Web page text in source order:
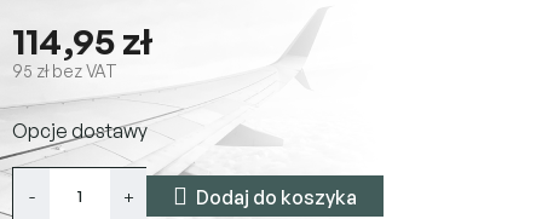
114,95 zł
95 zł bez VAT
Cena
jednostkowa:
Opcje dostawy
Dodaj do koszyka